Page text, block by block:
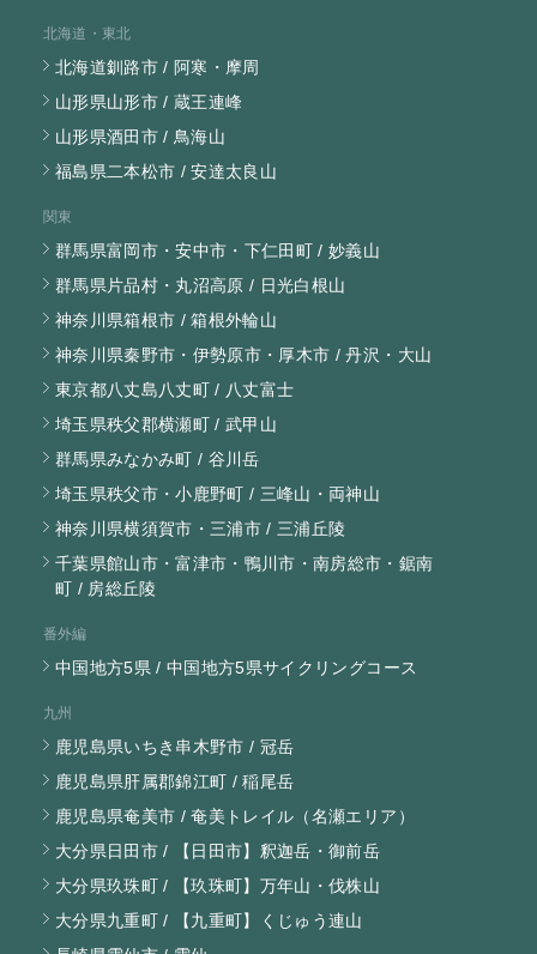
北海道・東北
北海道釧路市 / 阿寒・摩周
山形県山形市 / 蔵王連峰
山形県酒田市 / 鳥海山
福島県二本松市 / 安達太良山
関東
群馬県富岡市・安中市・下仁田町 / 妙義山
群馬県片品村・丸沼高原 / 日光白根山
神奈川県箱根市 / 箱根外輪山
神奈川県秦野市・伊勢原市・厚木市 / 丹沢・大山
東京都八丈島八丈町 / 八丈富士
埼玉県秩父郡横瀬町 / 武甲山
群馬県みなかみ町 / 谷川岳
埼玉県秩父市・小鹿野町 / 三峰山・両神山
神奈川県横須賀市・三浦市 / 三浦丘陵
千葉県館山市・富津市・鴨川市・南房総市・鋸南
町 / 房総丘陵
番外編
中国地方5県 / 中国地方5県サイクリングコース
九州
鹿児島県いちき串木野市 / 冠岳
鹿児島県肝属郡錦江町 / 稲尾岳
鹿児島県奄美市 / 奄美トレイル（名瀬エリア）
大分県日田市 / 【日田市】釈迦岳・御前岳
大分県玖珠町 / 【玖珠町】万年山・伐株山
大分県九重町 / 【九重町】くじゅう連山